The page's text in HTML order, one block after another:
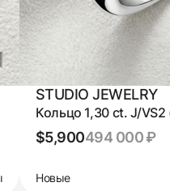
STUDIO JEWELRY
Кольцо 1,30 ct. J/
$5,900494 000 ₽
Новые